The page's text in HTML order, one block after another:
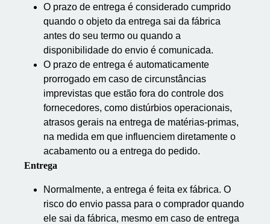
O prazo de entrega é considerado cumprido
quando o objeto da entrega sai da fábrica
antes do seu termo ou quando a
disponibilidade do envio é comunicada.
O prazo de entrega é automaticamente
prorrogado em caso de circunstâncias
imprevistas que estão fora do controle dos
fornecedores, como distúrbios operacionais,
atrasos gerais na entrega de matérias-primas,
na medida em que influenciem diretamente o
acabamento ou a entrega do pedido.
Entrega
Normalmente, a entrega é feita ex fábrica. O
risco do envio passa para o comprador quando
ele sai da fábrica, mesmo em caso de entrega